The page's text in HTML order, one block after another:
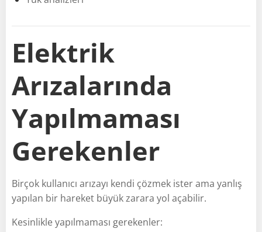
Elektrik
Arızalarında
Yapılmaması
Gerekenler
Birçok kullanıcı arızayı kendi çözmek ister ama yanlış
yapılan bir hareket büyük zarara yol açabilir.
Kesinlikle yapılmaması gerekenler: